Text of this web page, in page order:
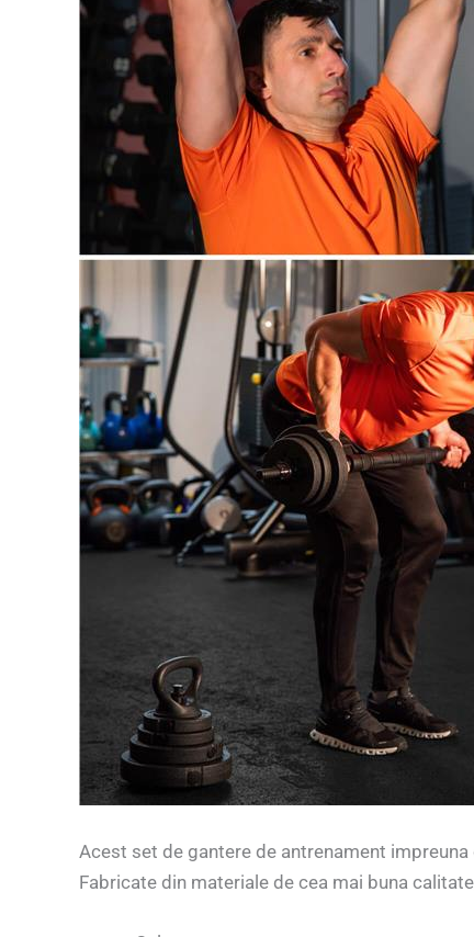
Acest set de gantere de antrenament
Fabricate din materiale de cea mai buna